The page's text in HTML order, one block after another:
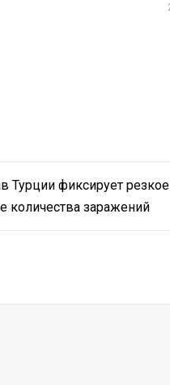
Турции фиксирует резкое
количества заражений